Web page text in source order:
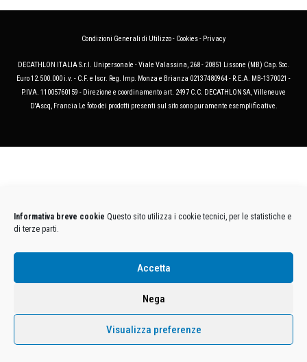
Informativa breve cookie Questo sito utilizza i cookie tecnici, per le statistiche e
di terze parti.
Accetta
Nega
Visualizza preferenze
Condizioni Generali di Utilizzo- Cookies- Privacy
DECATHLON ITALIA S.r.l. Unipersonale - Viale Valassina, 268 - 20851 Lissone (MB) Cap. Soc.
Euro 12.500.000 i.v. - C.F. e Iscr. Reg. Imp. Monza e Brianza 02137480964 - R.E.A. MB-1370021 -
P.IVA. 11005760159 - Direzione e coordinamento art. 2497 C.C. DECATHLON SA, Villeneuve
D'Ascq, Francia Le foto dei prodotti presenti sul sito sono puramente esemplificative.